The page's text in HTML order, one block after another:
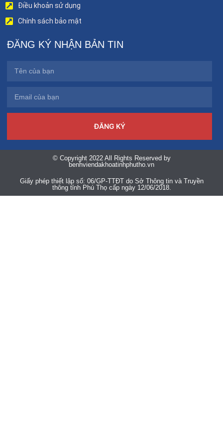
Điều khoản sử dụng
Chính sách bảo mật
ĐĂNG KÝ NHẬN BẢN TIN
ĐĂNG KÝ
© Copyright 2022 All Rights Reserved by
benhviendakhoatinhphutho.vn
Giấy phép thiết lập số: 06/GP-TTĐT do Sở Thông tin và Truyền
thông tỉnh Phú Thọ cấp ngày 12/06/2018.